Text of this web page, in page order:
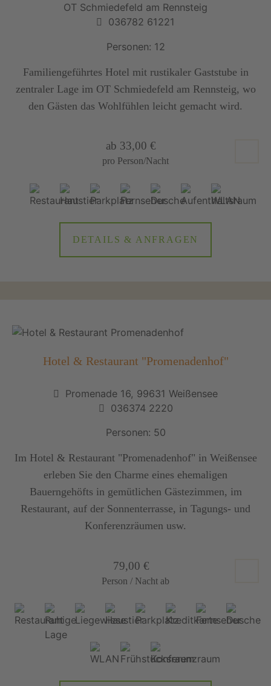
OT Schmiedefeld am Rennsteig
036782 61221
Personen: 12
Familiengeführtes Hotel mit rustikaler Gaststube in
zentraler Lage im OT Schmiedefeld am Rennsteig, wo
den Gästen das Wohlfühlen leicht gemacht wird.
ab 33,00 €
pro Person/Nacht
DETAILS & ANFRAGEN
Hotel & Restaurant "Promenadenhof"
Promenade 16, 99631 Weißensee
036374 2220
Personen: 50
Im Hotel & Restaurant "Promenadenhof" in Weißensee
erleben Sie den Charme eines ehemaligen
Bauerngehöfts in gemütlichen Gästezimmen, im
Restaurant, auf der Sonnenterrasse, in Tagungs- und
Konferenzräumen usw.
79,00 €
Person / Nacht ab